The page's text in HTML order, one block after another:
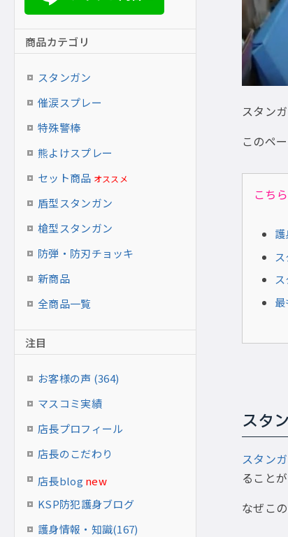
スタン
このペ
こち
スタ
スタン
ること
なぜこ
商品カテゴリ
スタンガン
催涙スプレー
特殊警棒
熊よけスプレー
セット商品 オススメ
盾型スタンガン
槍型スタンガン
防弾・防刃チョッキ
新商品
全商品一覧
注目
お客様の声 (364)
マスコミ実績
店長プロフィール
店長のこだわり
店長blog new
KSP防犯護身ブログ
護身情報・知識(167)